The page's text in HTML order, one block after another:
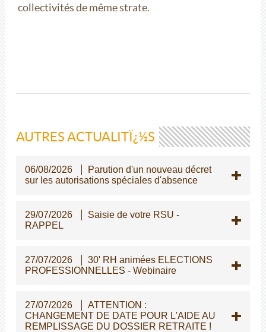
collectivités de même strate.
AUTRES ACTUALITÏ¿½S
06/08/2026
Parution d'un nouveau décret
sur les autorisations spéciales d'absence
29/07/2026
Saisie de votre RSU -
RAPPEL
27/07/2026
30' RH animées ELECTIONS
PROFESSIONNELLES - Webinaire
27/07/2026
ATTENTION :
CHANGEMENT DE DATE POUR L'AIDE AU
REMPLISSAGE DU DOSSIER RETRAITE !